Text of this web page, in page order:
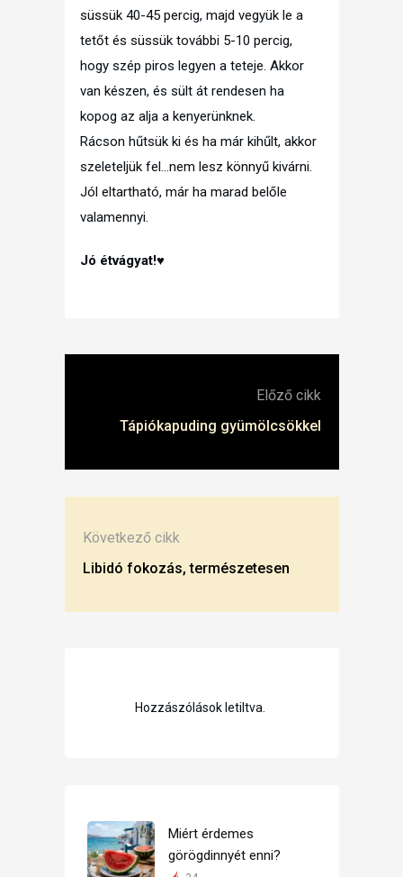
süssük 40-45 percig, majd vegyük le a
tetőt és süssük további 5-10 percig,
hogy szép piros legyen a teteje. Akkor
van készen, és sült át rendesen ha
kopog az alja a kenyerünknek.
Rácson hűtsük ki és ha már kihűlt, akkor
szeleteljük fel…nem lesz könnyű kivárni.
Jól eltartható, már ha marad belőle
valamennyi.
Jó étvágyat!♥
Előző cikk
Tápiókapuding gyümölcsökkel
Következő cikk
Libidó fokozás, természetesen
Hozzászólások letiltva.
Miért érdemes
görögdinnyét enni?